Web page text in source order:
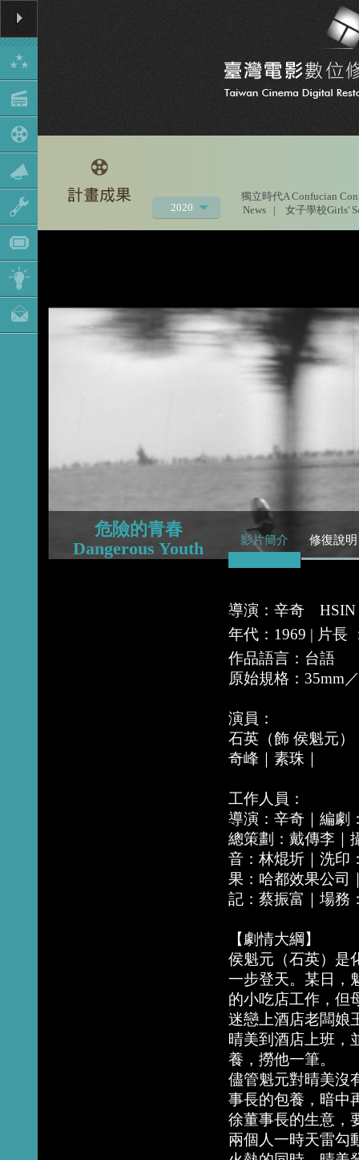
2020
2021
2017
獨立時代A Confucian
News
| 女子學校Girls'
危險的青春
Dangerous Youth
影片簡介 修復說明
導演：辛奇 HSIN
年代：1969 | 片長
作品語言：台語
原始規格：35mm
演員：
石英（飾 侯魁元
奇峰｜素珠｜
工作人員：
導演：辛奇｜編劇
總策劃：戴傳李｜
音：林焜圻｜洗印
果：哈都效果公司
記：蔡振富｜場務
【劇情大綱】
侯魁元（石英）是
一步登天。某日，
的小吃店工作，但
迷戀上酒店老闆娘
晴美到酒店上班，
養，撈他一筆。
儘管魁元對晴美沒
事長的包養，暗中
徐董事長的生意，
兩個人一時天雷勾